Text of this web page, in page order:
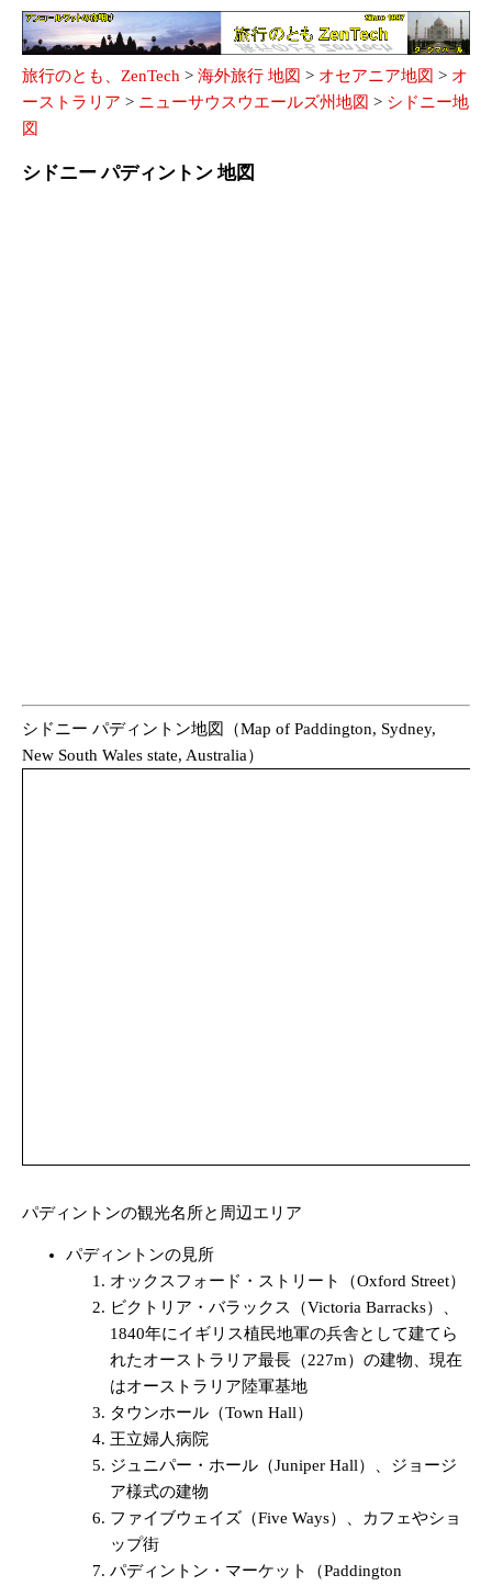
旅行のとも、ZenTech > 海外旅行 地図 > オセアニア地図 > オ
ーストラリア > ニューサウスウエールズ州地図 > シドニー地
図
シドニー パディントン 地図
シドニー パディントン地図（Map of Paddington, Sydney,
New South Wales state, Australia）
パディントンの観光名所と周辺エリア
パディントンの見所
オックスフォード・ストリート（Oxford Street）
ビクトリア・バラックス（Victoria Barracks）、
1840年にイギリス植民地軍の兵舎として建てら
れたオーストラリア最長（227m）の建物、現在
はオーストラリア陸軍基地
タウンホール（Town Hall）
王立婦人病院
ジュニパー・ホール（Juniper Hall）、ジョージ
ア様式の建物
ファイブウェイズ（Five Ways）、カフェやショ
ップ街
パディントン・マーケット（Paddington